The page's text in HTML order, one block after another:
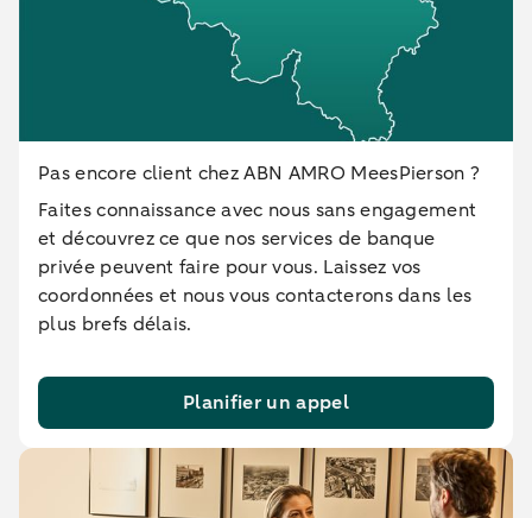
Pas encore client chez ABN AMRO MeesPierson ?
Faites connaissance avec nous sans engagement
et découvrez ce que nos services de banque
privée peuvent faire pour vous. Laissez vos
coordonnées et nous vous contacterons dans les
plus brefs délais.
Planifier un appel